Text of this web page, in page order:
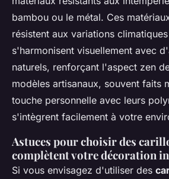
bambou ou le métal. Ces
résistent aux variations
s'harmonisent visuellement avec
naturels, renforçant l'aspect zen
modèles artisanaux, souvent faits
touche personnelle avec leurs
s'intègrent facilement à votre
Astuces pour choisir des
complètent votre décoration
Si vous envisagez d'utiliser des